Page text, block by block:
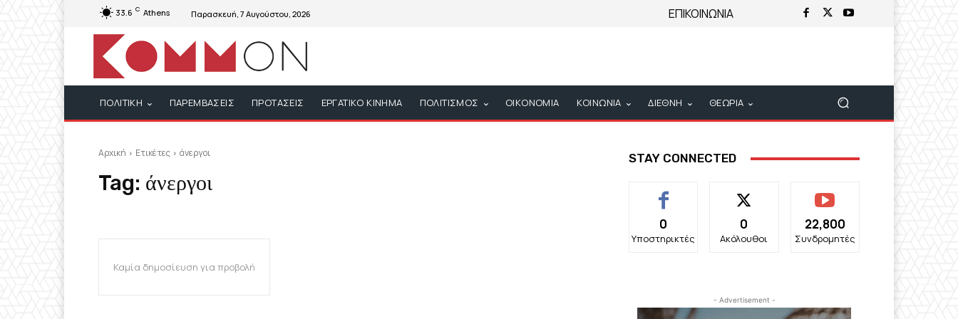
33.6 C Athens Παρασκευή, 7 Αυγούστου, 2026 ΕΠΙΚΟΙΝΩΝΙΑ
ΠΟΛΙΤΙΚΗ ΠΑΡΕΜΒΑΣΕΙΣ ΠΡΟΤΑΣΕΙΣ ΕΡΓΑΤΙΚΟ ΚΙΝΗΜΑ ΠΟΛΙΤΙΣΜΟΣ ΟΙΚΟΝΟΜΙΑ ΚΟΙΝΩΝΙΑ ΔΙΕΘΝΗ ΘΕΩΡΙΑ
Αρχική Ετικέτες άνεργοι
Tag: άνεργοι
Καμία δημοσίευση για προβολή
STAY CONNECTED
0
Υποστηρικτές
0
Ακόλουθοι
22,800
Συνδρομητές
- Advertisement -